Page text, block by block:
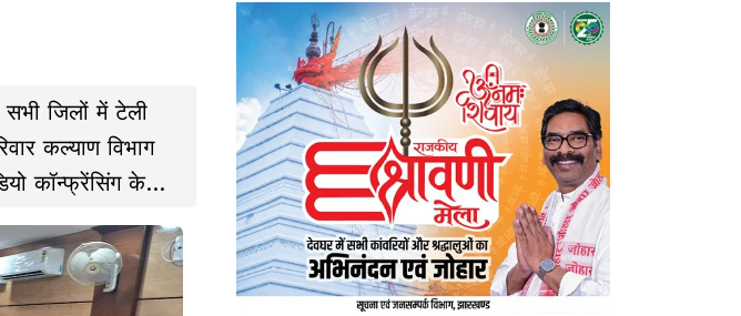
जिलों में टेली
कल्याण विभाग
कॉन्फ्रेंसिंग के